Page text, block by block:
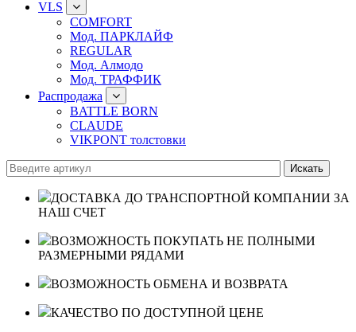
VLS
COMFORT
Мод. ПАРКЛАЙФ
REGULAR
Мод. Алмодо
Мод. ТРАФФИК
Распродажа
BATTLE BORN
CLAUDE
VIKPONT толстовки
ДОСТАВКА ДО ТРАНСПОРТНОЙ КОМПАНИИ ЗА
НАШ СЧЕТ
ВОЗМОЖНОСТЬ ПОКУПАТЬ НЕ ПОЛНЫМИ
РАЗМЕРНЫМИ РЯДАМИ
ВОЗМОЖНОСТЬ ОБМЕНА И ВОЗВРАТА
КАЧЕСТВО ПО ДОСТУПНОЙ ЦЕНЕ